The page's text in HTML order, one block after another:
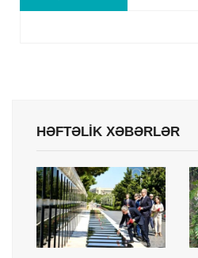
HƏFTƏLİK XƏBƏRLƏR